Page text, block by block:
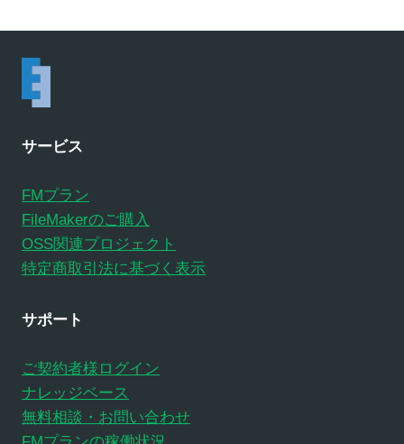
サービス
FMプラン
FileMakerのご購入
OSS関連プロジェクト
特定商取引法に基づく表示
サポート
ご契約者様ログイン
ナレッジベース
無料相談・お問い合わせ